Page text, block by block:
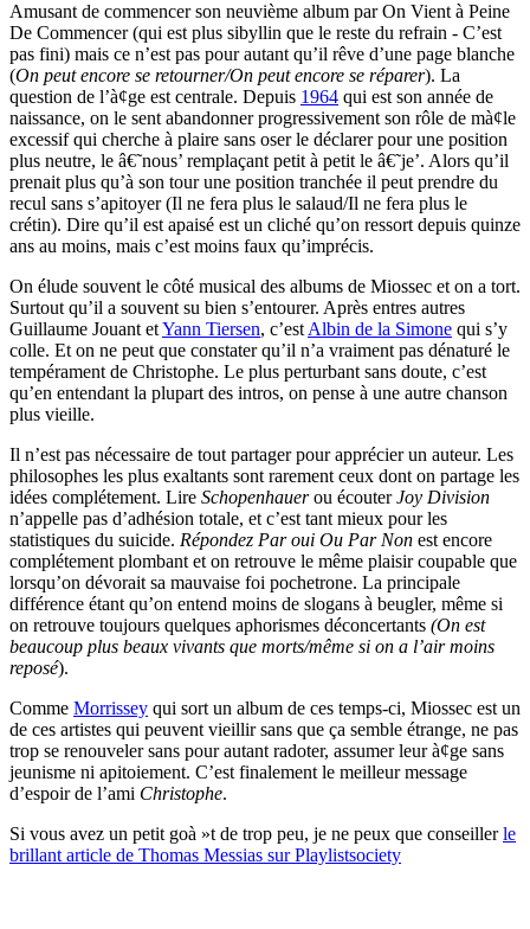
Amusant de commencer son neuvième album par On Vient à Peine
De Commencer (qui est plus sibyllin que le reste du refrain - C’est
pas fini) mais ce n’est pas pour autant qu’il rêve d’une page blanche
(On peut encore se retourner/On peut encore se réparer). La
question de l’à¢ge est centrale. Depuis 1964 qui est son année de
naissance, on le sent abandonner progressivement son rôle de mà¢le
excessif qui cherche à plaire sans oser le déclarer pour une position
plus neutre, le â€˜nous’ remplaçant petit à petit le â€˜je’. Alors qu’il
prenait plus qu’à son tour une position tranchée il peut prendre du
recul sans s’apitoyer (Il ne fera plus le salaud/Il ne fera plus le
crétin). Dire qu’il est apaisé est un cliché qu’on ressort depuis quinze
ans au moins, mais c’est moins faux qu’imprécis.
On élude souvent le côté musical des albums de Miossec et on a tort.
Surtout qu’il a souvent su bien s’entourer. Après entres autres
Guillaume Jouant etYann Tiersen, c’est Albin de la Simone qui s’y
colle. Et on ne peut que constater qu’il n’a vraiment pas dénaturé le
tempérament de Christophe. Le plus perturbant sans doute, c’est
qu’en entendant la plupart des intros, on pense à une autre chanson
plus vieille.
Il n’est pas nécessaire de tout partager pour apprécier un auteur. Les
philosophes les plus exaltants sont rarement ceux dont on partage les
idées complétement. Lire Schopenhauerou écouterJoy Division
n’appelle pas d’adhésion totale, et c’est tant mieux pour les
statistiques du suicide. Répondez Par oui Ou Par Non est encore
complétement plombant et on retrouve le même plaisir coupable que
lorsqu’on dévorait sa mauvaise foi pochetrone. La principale
différence étant qu’on entend moins de slogans à beugler, même si
on retrouve toujours quelques aphorismes déconcertants (On est
beaucoup plus beaux vivants que morts/même si on a l’air moins
reposé).
Comme Morrissey qui sort un album de ces temps-ci, Miossec est un
de ces artistes qui peuvent vieillir sans que ça semble étrange, ne pas
trop se renouveler sans pour autant radoter, assumer leur à¢ge sans
jeunisme ni apitoiement. C’est finalement le meilleur message
d’espoir de l’ami Christophe.
Si vous avez un petit goà »t de trop peu, je ne peux que conseillerle
brillant article de Thomas Messias sur Playlistsociety